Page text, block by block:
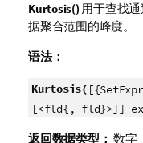
Kurtosis() 用于查找
据聚合范围的峰度。
语法：
Kurtosis(
[<fld{, fld}>]]
返回数据类型： 数字